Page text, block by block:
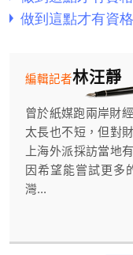
林汪靜
編輯記者
曾於紙媒跑兩岸財
太長也不短，但對
上海外派採訪當地
因希望能嘗試更多
灣...